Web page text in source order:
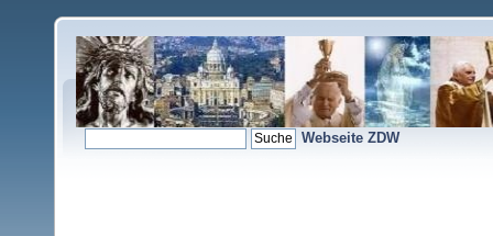
Webseite ZDW